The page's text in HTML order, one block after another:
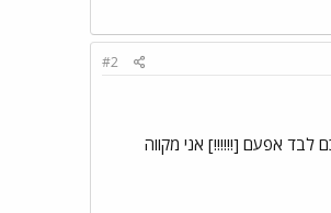
#2
לבד אפעם [!!!!!!] אני מקווה